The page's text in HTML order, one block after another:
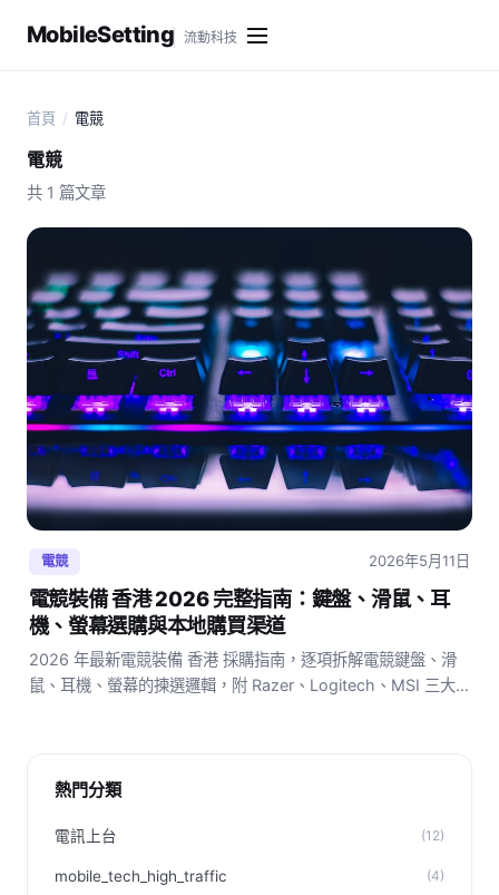
MobileSetting 流動科技
首頁 / 電競
電競
共 1 篇文章
電競 2026年5月11日
電競裝備 香港 2026 完整指南：鍵盤、滑鼠、耳
機、螢幕選購與本地購買渠道
2026 年最新電競裝備 香港 採購指南，逐項拆解電競鍵盤、滑
鼠、耳機、螢幕的揀選邏輯，附 Razer、Logitech、MSI 三大
熱門分類
電訊上台 (12)
mobile_tech_high_traffic (4)